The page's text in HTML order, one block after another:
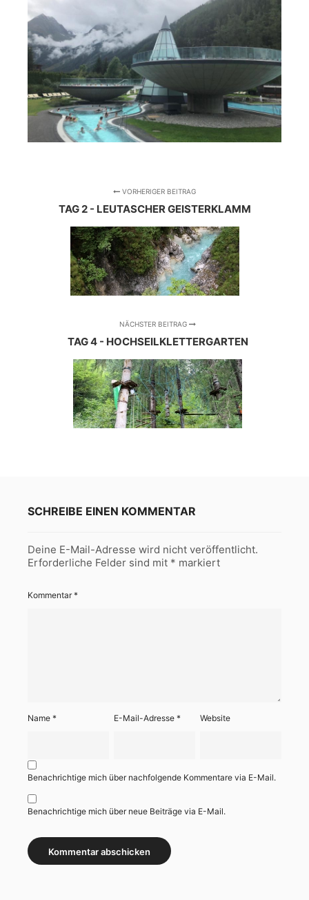
VORHERIGER BEITRAG
TAG 2 - LEUTASCHER GEISTERKLAMM
NÄCHSTER BEITRAG
TAG 4 - HOCHSEILKLETTERGARTEN
SCHREIBE EINEN KOMMENTAR
Deine E-Mail-Adresse wird nicht veröffentlicht.
Erforderliche Felder sind mit * markiert
Kommentar*
Name * E-Mail-Adresse* Website
Benachrichtige mich über nachfolgende Kommentare via E-Mail.
Benachrichtige mich über neue Beiträge via E-Mail.